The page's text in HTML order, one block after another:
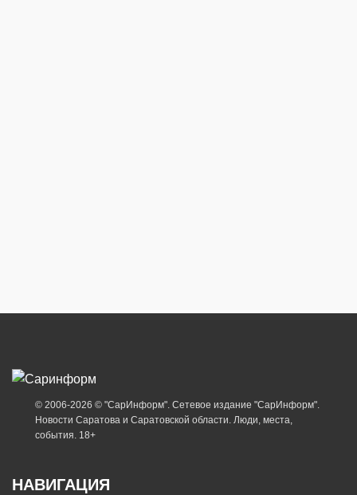
© 2006-2026 © "СарИнформ". Сетевое издание "СарИнформ".
Новости Саратова и Саратовской области. Люди, места,
события. 18+
НАВИГАЦИЯ